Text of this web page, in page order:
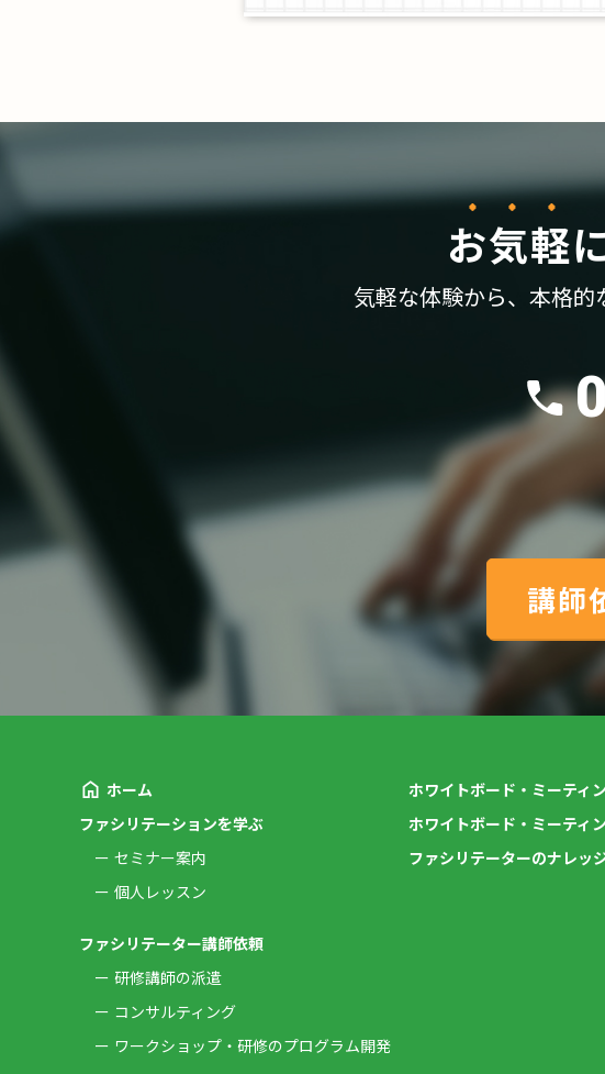
お気軽
気軽な体験から、 本格的
講師
ホーム
ファシリテーションを学ぶ
セミナー案内
個人レッスン
ファシリテーター講師依頼
研修講師の派遣
コンサルティング
ワークショップ・研修のプログラム開発
ホワイトボード・ミーティ
ホワイトボード・ミーティ
ファシリテーターのナレッ